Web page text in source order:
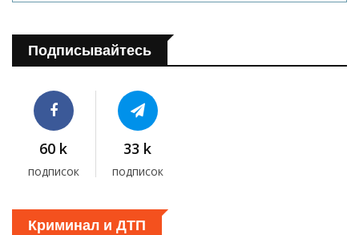
Подписывайтесь
60 k
подписок
33 k
подписок
Криминал и ДТП